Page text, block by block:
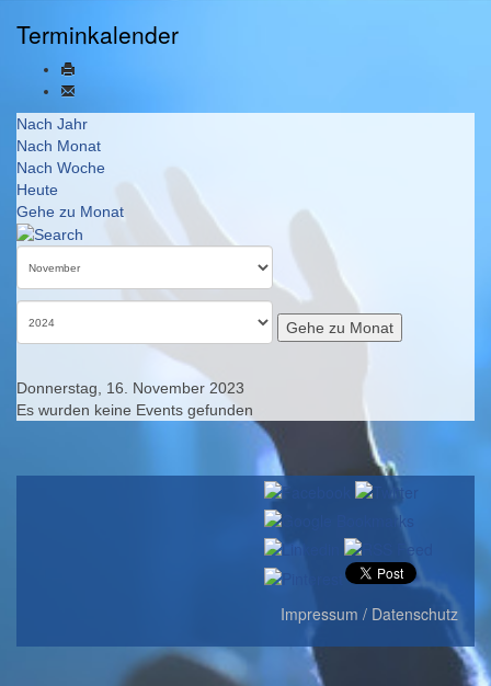
Terminkalender
Nach Jahr
Nach Monat
Nach Woche
Heute
Gehe zu Monat
Gehe zu Monat
Donnerstag, 16. November 2023
Es wurden keine Events gefunden
Impressum / Datenschutz